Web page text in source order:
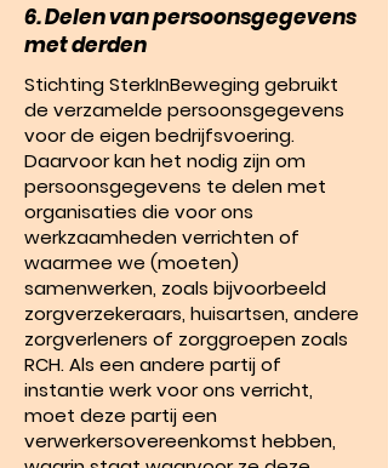
6. Delen van persoonsgegevens
met derden
Stichting SterkInBeweging gebruikt
de verzamelde persoonsgegevens
voor de eigen bedrijfsvoering.
Daarvoor kan het nodig zijn om
persoonsgegevens te delen met
organisaties die voor ons
werkzaamheden verrichten of
waarmee we (moeten)
samenwerken, zoals bijvoorbeeld
zorgverzekeraars, huisartsen, andere
zorgverleners of zorggroepen zoals
RCH. Als een andere partij of
instantie werk voor ons verricht,
moet deze partij een
verwerkersovereenkomst hebben,